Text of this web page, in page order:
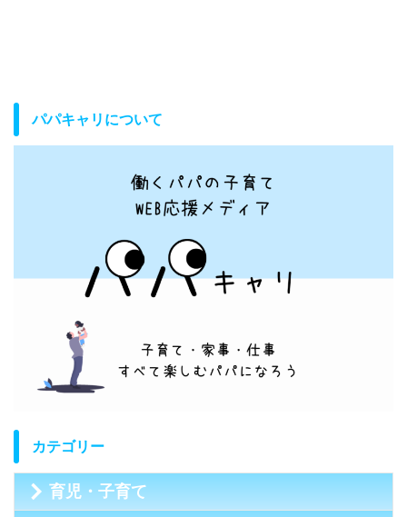
パパキャリについて
カテゴリー
育児・子育て